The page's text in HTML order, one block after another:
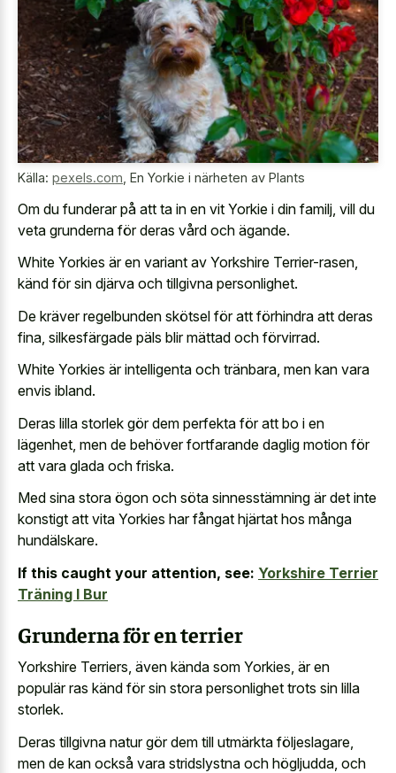
Källa: pexels.com En Yorkie i närheten av Plants
Om du funderar på att ta in en vit Yorkie i din familj, vill du
veta grunderna för deras vård och ägande.
White Yorkies är en variant av Yorkshire Terrier-rasen,
känd för sin djärva och tillgivna personlighet.
De kräver regelbunden skötsel för att förhindra att deras
fina, silkesfärgade päls blir mättad och förvirrad.
White Yorkies är intelligenta och tränbara, men kan vara
envis ibland.
Deras lilla storlek gör dem perfekta för att bo i en
lägenhet, men de behöver fortfarande daglig motion för
att vara glada och friska.
Med sina stora ögon och söta sinnesstämning är det inte
konstigt att vita Yorkies har fångat hjärtat hos många
hundälskare.
If this caught your attention, see: Yorkshire Terrier
Träning I Bur
Grunderna för en terrier
Yorkshire Terriers, även kända som Yorkies, är en
populär ras känd för sin stora personlighet trots sin lilla
storlek.
Deras tillgivna natur gör dem till utmärkta följeslagare,
men de kan också vara stridslystna och högljudda, och